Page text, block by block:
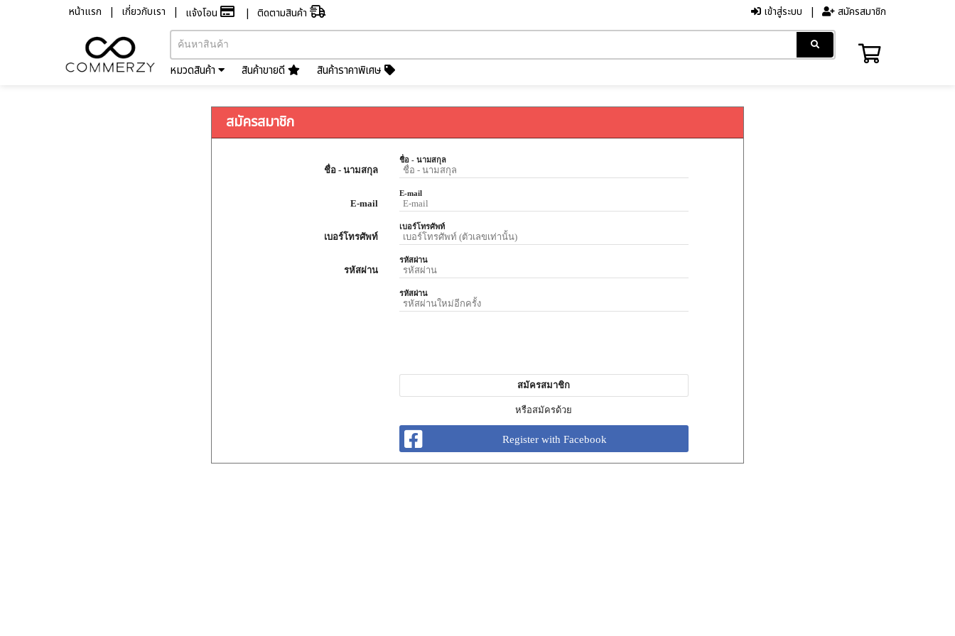
หน้าแรก เกี่ยวกับเรา แจ้งโอน ติดตามสินค้า เข้าสู่ระบบ สมัครสมาชิก
หมวดสินค้า สินค้าขายดี สินค้าราคาพิเศษ
สมัครสมาชิก
ชื่อ - นามสกุล
E-mail
เบอร์โทรศัพท์
รหัสผ่าน
ชื่อ - นามสกุล
E-mail
เบอร์โทรศัพท์
รหัสผ่าน
รหัสผ่าน
สมัครสมาชิก
หรือสมัครด้วย
Register with Facebook